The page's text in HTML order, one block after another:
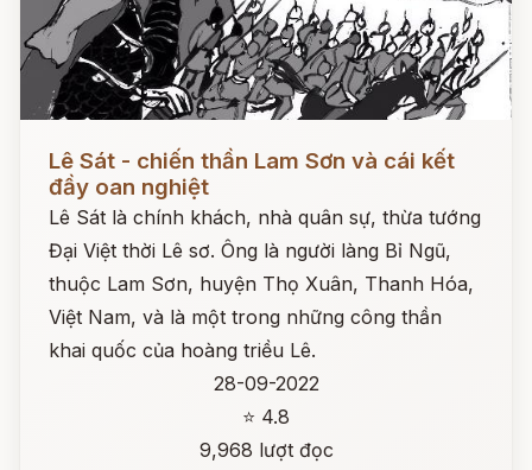
Lê Sát - chiến thần Lam Sơn và cái kết
đầy oan nghiệt
Lê Sát là chính khách, nhà quân sự, thừa tướng
Đại Việt thời Lê sơ. Ông là người làng Bỉ Ngũ,
thuộc Lam Sơn, huyện Thọ Xuân, Thanh Hóa,
Việt Nam, và là một trong những công thần
khai quốc của hoàng triều Lê.
28-09-2022
⭐ 4.8
9,968 lượt đọc